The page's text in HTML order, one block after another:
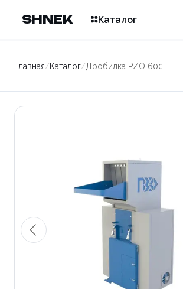
SHNEK Каталог
Главная/Каталог/Дробилка PZO 600 DKU